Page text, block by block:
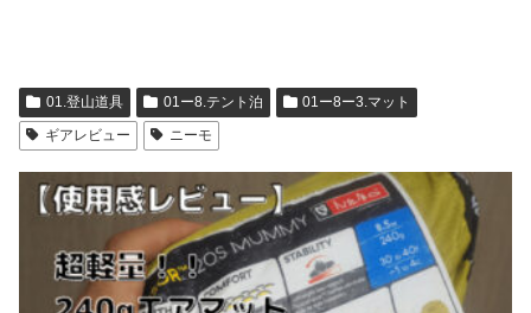
01.登山道具 01ー8.テント泊
01ー8ー3.マット
ギアレビュー
ニーモ